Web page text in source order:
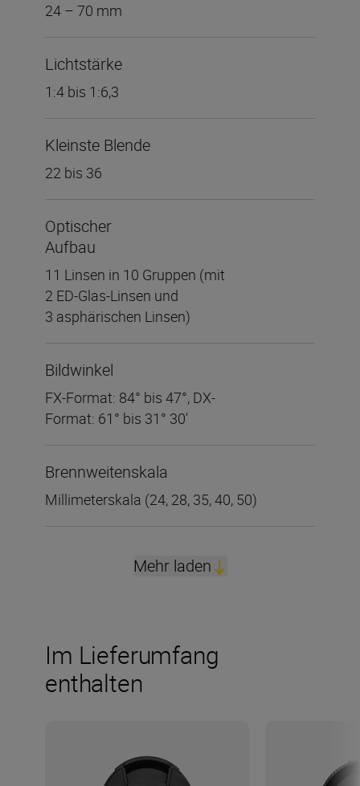
24 – 70 mm
Lichtstärke
1:4 bis 1:6,3
Kleinste Blende
22 bis 36
Optischer
Aufbau
11 Linsen in 10 Gruppen (mit
2 ED-Glas-Linsen und
3 asphärischen Linsen)
Bildwinkel
FX-Format: 84° bis 47°, DX-
Format: 61° bis 31° 30'
Brennweitenskala
Millimeterskala (24, 28, 35, 40, 50)
Mehr laden
Im Lieferumfang
enthalten